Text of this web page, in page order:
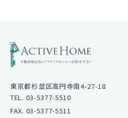
東京都杉並区高円寺南4-27-18
TEL. 03-5377-5510
FAX. 03-5377-5511